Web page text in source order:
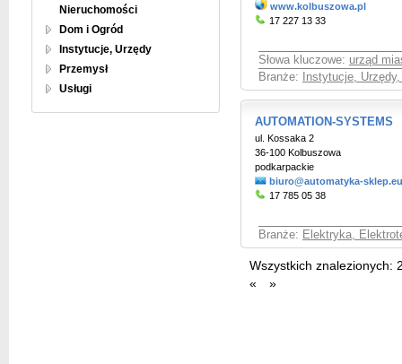
Nieruchomości
Dom i Ogród
Instytucje, Urzędy
Przemysł
Usługi
www.kolbuszowa.pl
17 227 13 33
Słowa kluczowe: urząd
Branże:
Instytucje,
AUTOMATION-SYSTEMS
ul. Kossaka 2
36-100 Kolbuszowa
podkarpackie
biuro@automatyka-sklep.eu
17 785 05 38
Branże: Elektryka,
Wszystkich znalezionych:
«
»